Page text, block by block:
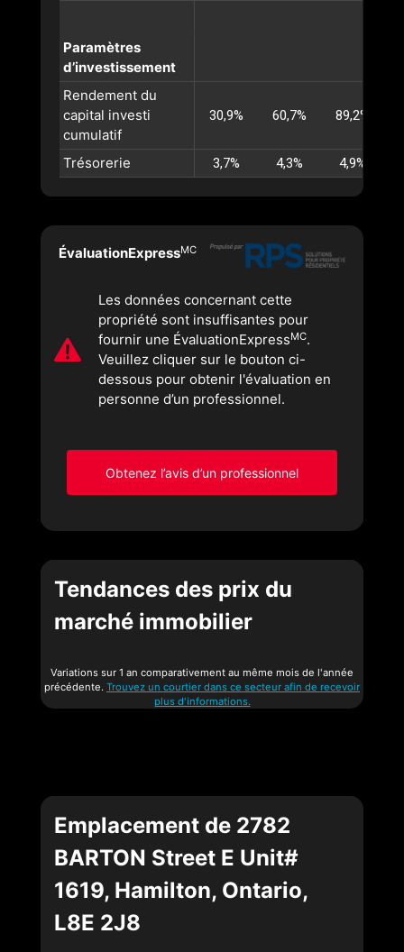
Paramètres
d’investissement
Rendement du
capital investi
cumulatif
30,9% 60,7% 89,2%
Trésorerie 3,7% 4,3% 4,9%
ÉvaluationExpressMC
Les données concernant cette
propriété sont insuffisantes pour
fournir une ÉvaluationExpressMC.
Veuillez cliquer sur le bouton ci-
dessous pour obtenir l'évaluation en
personne d’un professionnel.
Obtenez l’avis d’un professionnel
Tendances des prix du
marché immobilier
Variations sur 1 an comparativement au même mois de l'année
précédente. Trouvez un courtier dans ce secteur afin de recevoir
plus d'informations.
Emplacement de 2782
BARTON Street E Unit#
1619, Hamilton, Ontario,
L8E 2J8